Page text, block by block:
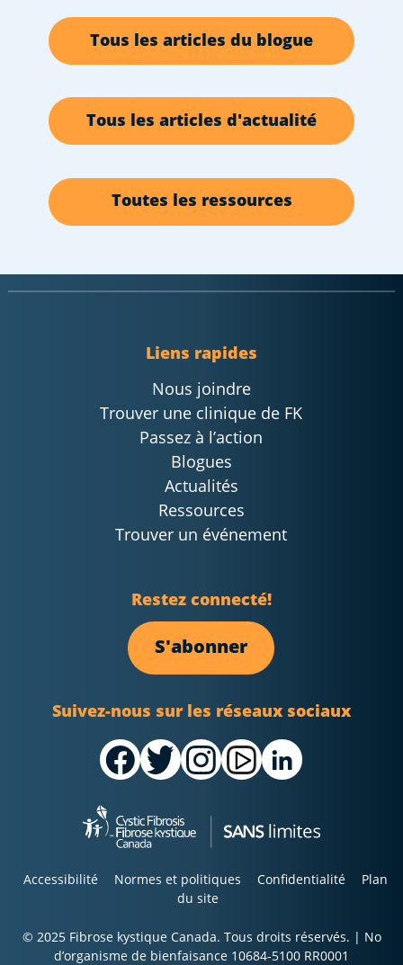
Tous les articles du blogue
Tous les articles d'actualité
Toutes les ressources
Liens rapides
Nous joindre
Trouver une clinique de FK
Passez à l’action
Blogues
Actualités
Ressources
Trouver un événement
Restez connecté!
S'abonner
Suivez-nous sur les réseaux sociaux
Accessibilité Normes et politiques Confidentialité
Plan
du site
© 2025 Fibrose kystique Canada. Tous droits réservés. | No
d’organisme de bienfaisance 10684-5100 RR0001